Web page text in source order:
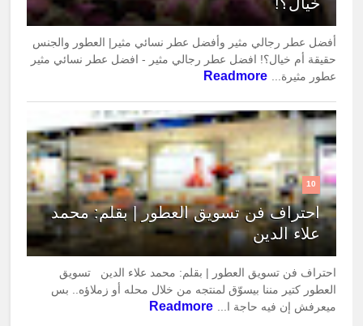
أفضل عطر رجالي مثير وأفضل عطر نسائي مثير| العطور والجنس
حقيقة أم خيال؟! افضل عطر رجالي مثير - افضل عطر نسائي مثير
عطور مثيرة...
Readmore
10
احتراف فن تسويق العطور | بقلم: محمد
علاء الدين
احتراف فن تسويق العطور | بقلم: محمد علاء الدين تسويق
العطور كتير مننا بيسوّق لمنتجه من خلال محله أو زملاؤه.. بس
ميعرفش إن فيه حاجة ا...
Readmore